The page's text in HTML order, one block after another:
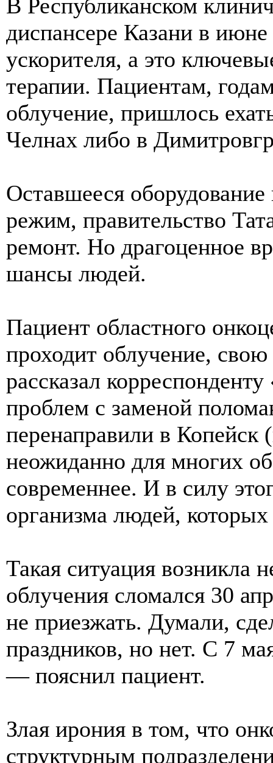
В Республиканском
диспансере Казани в
ускорителя, а это
терапии. Пациентам,
облучение, пришлось
Челнах либо в
Оставшееся
режим, правительство
ремонт. Но драгоценное
шансы людей.
Пациент областного
проходит облучение,
рассказал
проблем с заменой
перенаправили в Копейск
неожиданно для многих
современнее. И в силу
организма людей,
Такая ситуация возникла
облучения сломался 30
не приезжать. Думали,
праздников, но нет. С 7
— пояснил пациент.
Злая ирония в том, что
структурным